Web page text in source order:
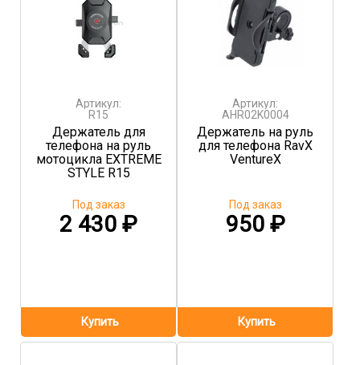
Артикул:
R15
Держатель для
телефона на руль
мотоцикла EXTREME
STYLE R15
2 430 ₽
Под заказ
Артикул:
AHR02K0004
Держатель на руль
для телефона RavX
VentureX
950 ₽
Под заказ